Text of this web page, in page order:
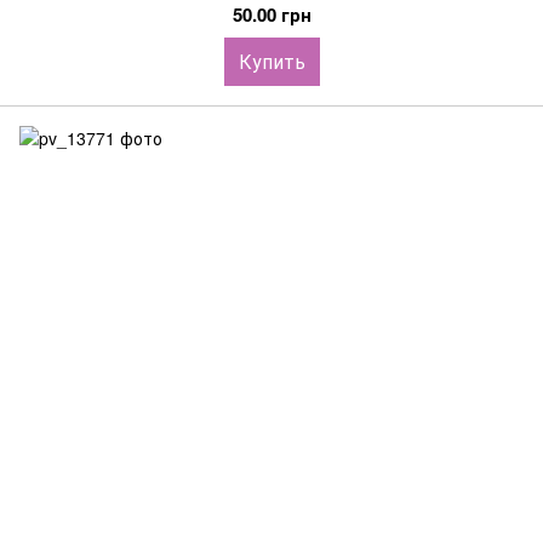
50.00 грн
Купить